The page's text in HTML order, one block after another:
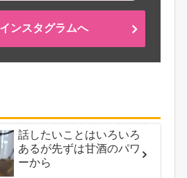
インスタグラムへ
話したいことはいろいろ
あるが先ずは甘酒のパワ
ーから